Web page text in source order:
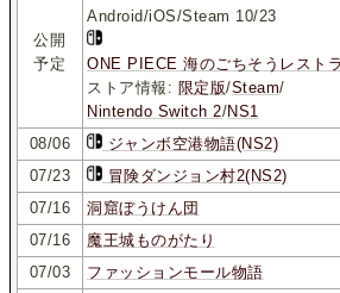
公開
予定
Android/iOS/Steam 10/23
ONE PIECE 海のごちそうレスト
ストア情報: 限定版/Steam/
Nintendo Switch 2/NS1
08/06
ジャンボ空港物語(NS2)
07/23
冒険ダンジョン村2(NS2)
07/16
洞窟ぼうけん団
07/16
魔王城ものがたり
07/03
ファッションモール物語